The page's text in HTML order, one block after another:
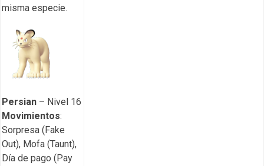
misma especie.
Persian – Nivel 16
Movimientos:
Sorpresa (Fake
Out), Mofa (Taunt),
Día de pago (Pay